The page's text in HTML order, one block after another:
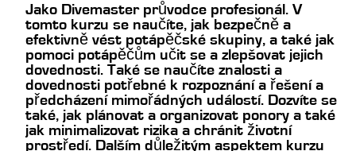
Jako Divemaster průvodce profesionál. V
tomto kurzu se naučíte, jak bezpečně a
efektivně vést potápěčské skupiny, a také jak
pomoci potápěčům učit se a zlepšovat jejich
dovednosti. Také se naučíte znalosti a
dovednosti potřebné k rozpoznání a řešení a
předcházení mimořádných událostí. Dozvíte se
také, jak plánovat a organizovat ponory a také
jak minimalizovat rizika a chránit životní
prostředí. Dalším důležitým aspektem kurzu